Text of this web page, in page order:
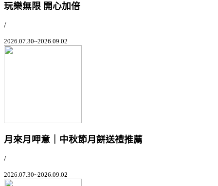
玩樂無限 開心加倍
/
2026.07.30~2026.09.02
月來月呷意｜中秋節月餅送禮推薦
/
2026.07.30~2026.09.02